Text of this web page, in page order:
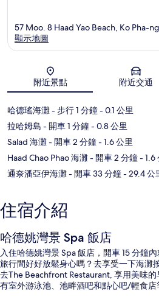
地圖
57 Moo. 8 Haad Yao Beach, Ko Pha-
顯示地圖
附近景點 附近交通
哈德瑤海灘- 步行 1 分鐘- 0.1 公里
拉哈姆島 - 開車 1 分鐘- 0.8 公里
Salad 海灘- 開車 2 分鐘- 1.6 公里
Haad Chao Phao 海灘- 開車 2 分鐘- 1.6
通奈潘亞伊海灘- 開車 33 分鐘- 29.4 公
住宿介紹
哈德姚灣景 Spa 飯店
入住哈德姚灣景 Spa 飯店，開車 15 分鐘
旅行間好好放鬆身心嗎？去享受一下海灘
去The Beachfront Restaurant, 享用美味
有室外游泳池、池畔酒吧和點心吧/輕食店